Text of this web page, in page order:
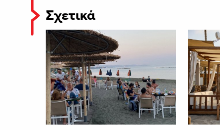
Σχετικά